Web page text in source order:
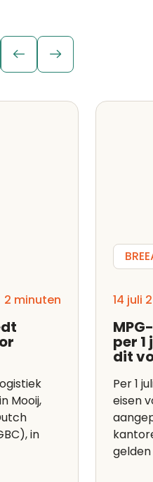
2 minuten
Mooij,
in
14 juli
per
dit
Per 1
eisen
gelden